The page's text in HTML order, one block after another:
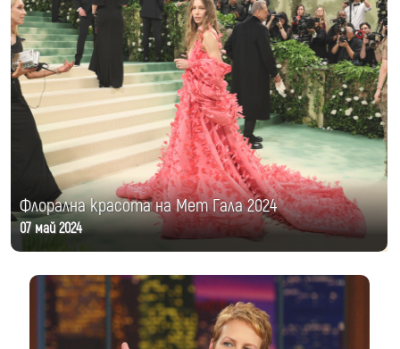
Флорална красота на Мет Гала 2024
07 май 2024